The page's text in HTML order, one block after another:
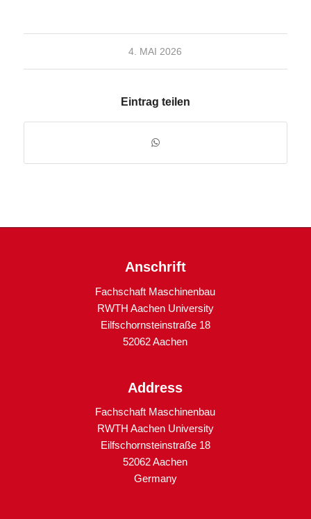
4. MAI 2026
Eintrag teilen
Anschrift
Fachschaft Maschinenbau
RWTH Aachen University
Eilfschornsteinstraße 18
52062 Aachen
Address
Fachschaft Maschinenbau
RWTH Aachen University
Eilfschornsteinstraße 18
52062 Aachen
Germany